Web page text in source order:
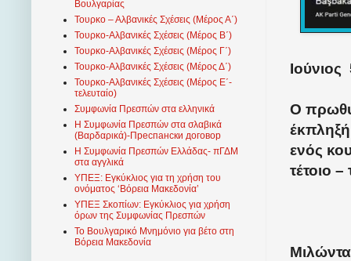
Ιούνιος
Ο
έκπληξή
ενός
τέτοιο
Βουλγαρίας
Τουρκο – Αλβανικές Σχέσεις (Mέρος Α΄)
Τουρκο-Αλβανικές Σχέσεις (Μέρος Β΄)
Τουρκο-Αλβανικές Σχέσεις (Μέρος Γ΄)
Τουρκο-Αλβανικές Σχέσεις (Μέρος Δ΄)
Τουρκο-Αλβανικές Σχέσεις (Μέρος Ε΄-
τελευταίο)
Συμφωνία Πρεσπών στα ελληνικά
Η Συμφωνία Πρεσπών στα σλαβικά
(Βαρδαρικά)-Преспански договор
Η Συμφωνία Πρεσπών Ελλάδας- πΓΔΜ
στα αγγλικά
ΥΠΕΞ: Εγκύκλιος για τη χρήση του
ονόματος ‘Βόρεια Μακεδονία’
ΥΠΕΞ Σκοπίων: Εγκύκλιος για χρήση
όρων της Συμφωνίας Πρεσπών
Το Βουλγαρικό Μνημόνιο για βέτο στη
Βόρεια Μακεδονία